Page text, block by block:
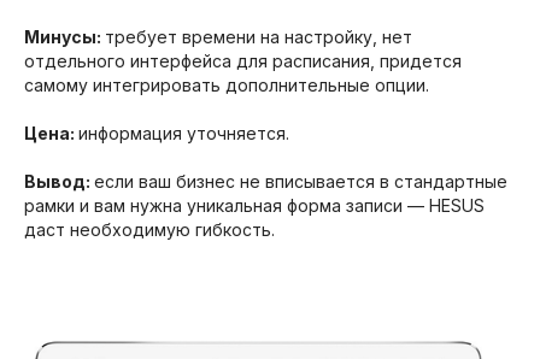
Минусы: требует времени на настройку, нет
отдельного интерфейса для расписания, придется
самому интегрировать дополнительные опции.
Цена: информация уточняется.
Вывод: если ваш бизнес не вписывается в стандартные
рамки и вам нужна уникальная форма записи — HESUS
даст необходимую гибкость.